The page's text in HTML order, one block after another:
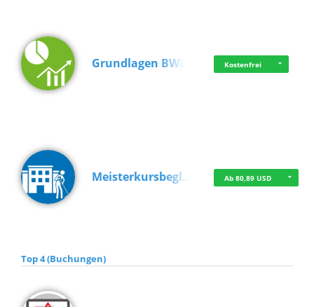
Grundlagen BWL Kostenfrei
Meisterkursbegl… Ab 80,89 USD
Top 4 (Buchungen)